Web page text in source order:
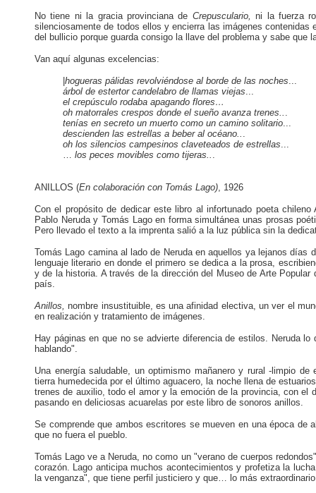
No tiene ni la gracia provinciana de Crepusculario,ni la fuerza
silenciosamente de todos ellos y encierra las imágenes
del bullicio porque guarda consigo la llave del problema y sabe que
Van aquí algunas excelencias:
hogueras pálidas revolviéndose al borde de las noches...
árbol de estertor candelabro de llamas viejas...
el crepúsculo rodaba apagando flores…
oh matorrales crespos donde el sueño avanza trenes.. .
tenías en secreto un muerto como un camino solitario...
descienden las estrellas a beber al océano.. .
oh los silencios campesinos claveteados de estrellas...
… los peces movibles como tijeras.. .
ANILLOS (En colaboración con Tomás Lago), 1926
Con el propósito de dedicar este libro al infortunado poeta
Pablo Neruda y Tomás Lago en forma simultánea unas prosas
Pero llevado el texto a la imprenta salió a la luz pública sin la
Tomás Lago camina al lado de Neruda en aquellos ya lejanos
lenguaje literario en donde el primero se dedica a la prosa,
y de la historia. A través de la dirección del Museo de Arte
país.
Anillos,nombre insustituible, es una afinidad electiva, un ver el
en realización y tratamiento de imágenes.
Hay páginas en que no se advierte diferencia de estilos. Neruda
hablando".
Una energía saludable, un optimismo mañanero y rural -limpio
tierra humedecida por el último aguacero, la noche llena de
trenes de auxilio, todo el amor y la emoción de la provincia, con el
pasando en deliciosas acuarelas por este libro de sonoros anillos.
Se comprende que ambos escritores se mueven en una época
que no fuera el pueblo.
Tomás Lago ve a Neruda, no como un "verano de cuerpos
corazón. Lago anticipa muchos acontecimientos y profetiza la
la venganza", que tiene perfil justiciero y que… lo más